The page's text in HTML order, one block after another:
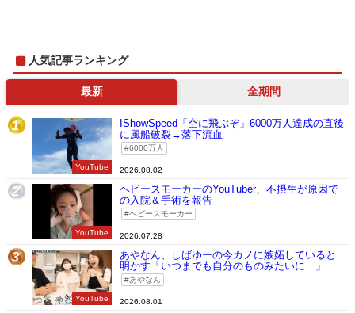
人気記事ランキング
最新 全期間
1
YouTube
IShowSpeed「空に飛ぶぞ」6000万人達成の直後
に風船破裂→落下流血
6000万人
2026.08.02
2
YouTube
ヘビースモーカーのYouTuber、不摂生が原因で
の入院＆手術を報告
ヘビースモーカー
2026.07.28
3
YouTube
あやなん、しばゆーの今カノに嫉妬していると
明かす「いつまでも自分のものみたいに…」
あやなん
2026.08.01